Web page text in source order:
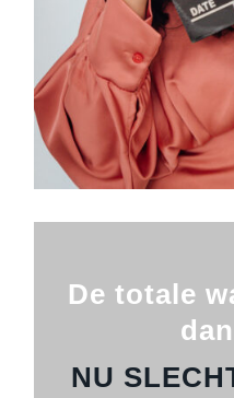
De totale
NU